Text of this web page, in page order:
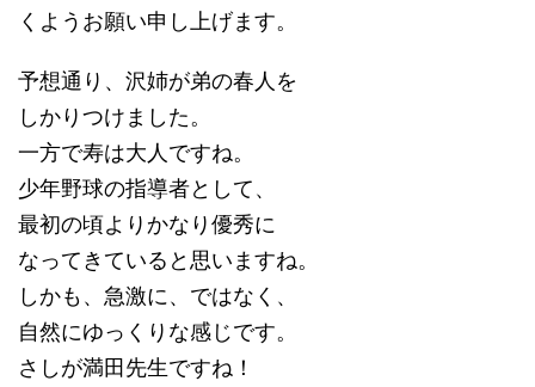
くようお願い申し上げます。
予想通り、沢姉が弟の春人を
しかりつけました。
一方で寿は大人ですね。
少年野球の指導者として、
最初の頃よりかなり優秀に
なってきていると思いますね。
しかも、急激に、ではなく、
自然にゆっくりな感じです。
さしが満田先生ですね！